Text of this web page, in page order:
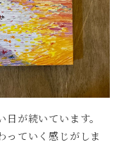
が続いています。
っていく感じがしま